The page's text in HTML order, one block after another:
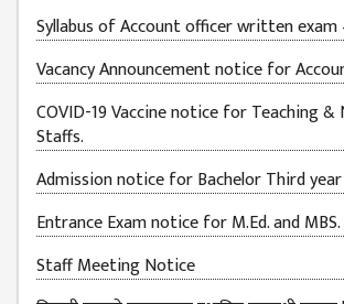
VIDEO
GALLERY
FEEDBACK
FAQ
CONTACT
Syllabus of Account officer written exam
Vacancy Announcement notice for
COVID-19 Vaccine notice for Teaching &
Staffs.
Admission notice for Bachelor Third
Entrance Exam notice for M.Ed. and
Staff Meeting Notice